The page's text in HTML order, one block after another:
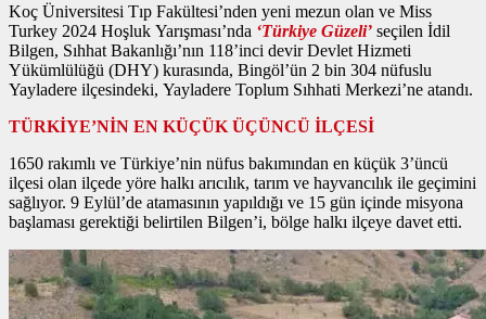
Koç Üniversitesi Tıp Fakültesi’nden yeni mezun olan ve Miss
Turkey 2024 Hoşluk Yarışması’nda ‘Türkiye Güzeli’ seçilen İdil
Bilgen, Sıhhat Bakanlığı’nın 118’inci devir Devlet Hizmeti
Yükümlülüğü (DHY) kurasında, Bingöl’ün 2 bin 304 nüfuslu
Yayladere ilçesindeki, Yayladere Toplum Sıhhati Merkezi’ne atandı.
TÜRKİYE’NİN EN KÜÇÜK ÜÇÜNCÜ İLÇESİ
1650 rakımlı ve Türkiye’nin nüfus bakımından en küçük 3’üncü
ilçesi olan ilçede yöre halkı arıcılık, tarım ve hayvancılık ile geçimini
sağlıyor. 9 Eylül’de atamasının yapıldığı ve 15 gün içinde misyona
başlaması gerektiği belirtilen Bilgen’i, bölge halkı ilçeye davet etti.